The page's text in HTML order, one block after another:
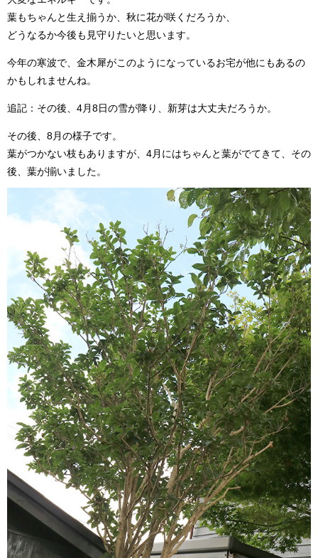
葉もちゃんと生え揃うか、秋に花が咲くだろうか、
どうなるか今後も見守りたいと思います。
今年の寒波で、金木犀がこのようになっているお宅が他にもあるの
かもしれませんね。
追記：その後、4月8日の雪が降り、新芽は大丈夫だろうか。
その後、8月の様子です。
葉がつかない枝もありますが、4月にはちゃんと葉がでてきて、その
後、葉が揃いました。